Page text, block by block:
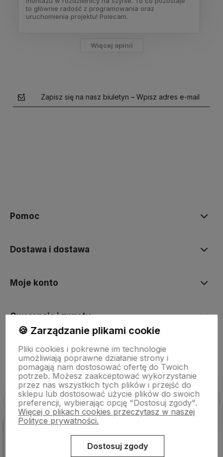
to głównie radość z programowania oraz
uruchomienia projektu! Polecam.
Więcej opinii
Zapisz się na nasz biuletyn – Wpisz adres e-mail
Pomoc
Dostawa i dostawa
Moje konto
Gwarancja i zwroty
O firmie
🍪 Zarządzanie plikami cookie
Pliki cookies i pokrewne im technologie
umożliwiają poprawne działanie strony i
pomagają nam dostosować ofertę do Twoich
potrzeb. Możesz zaakceptować wykorzystanie
przez nas wszystkich tych plików i przejść do
sklepu lub dostosować użycie plików do swoich
preferencji, wybierając opcję "Dostosuj zgody".
Więcej o plikach cookies przeczytasz w naszej
Polityce prywatności.
Dostosuj zgody